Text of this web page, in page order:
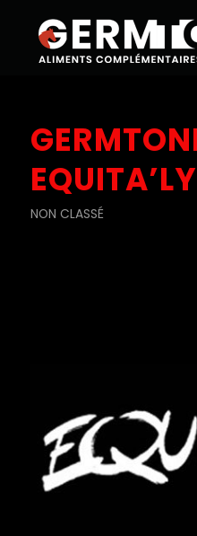
NON CLASSÉ